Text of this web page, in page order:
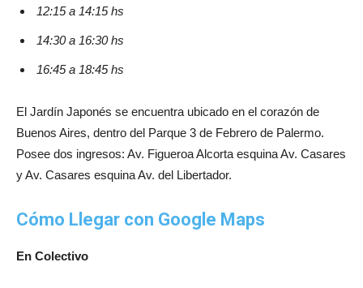
12:15 a 14:15 hs
14:30 a 16:30 hs
16:45 a 18:45 hs
El Jardín Japonés se encuentra ubicado en el corazón de
Buenos Aires, dentro del Parque 3 de Febrero de Palermo.
Posee dos ingresos: Av. Figueroa Alcorta esquina Av. Casares
y Av. Casares esquina Av. del Libertador.
Cómo Llegar con Google Maps
En Colectivo